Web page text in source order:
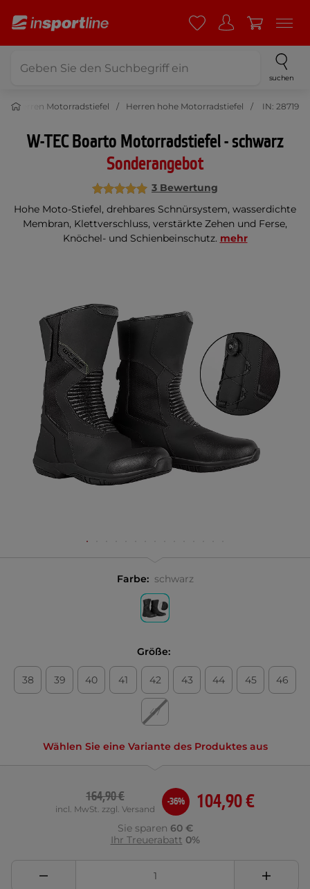
suchen
Herren Motorradstiefel Herren hohe Motorradstiefel IN: 28719
W-TEC Boarto Motorradstiefel - schwarz
Sonderangebot
3 Bewertung
Hohe Moto-Stiefel, drehbares Schnürsystem, wasserdichte
Membran, Klettverschluss, verstärkte Zehen und Ferse,
Knöchel- und Schienbeinschutz. mehr
Farbe: schwarz
Größe:
38 39 40 41 42 43 44 45 46
47
Wählen Sie eine Variante des Produktes aus
104,90 €
164,90 €
incl. MwSt. zzgl. Versand
-36%
Sie sparen 60 €
Ihr Treuerabatt 0%